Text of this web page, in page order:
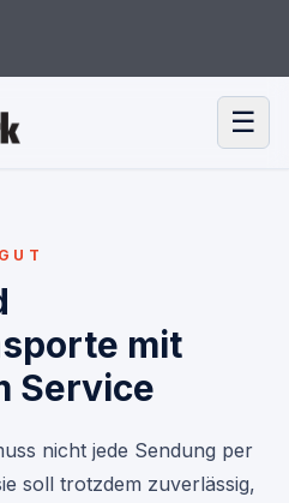
☰
mit
Service
nicht jede Sendung per
soll trotzdem zuverlässig,